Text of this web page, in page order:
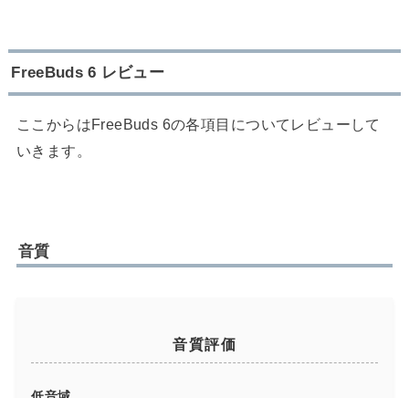
FreeBuds 6 レビュー
ここからはFreeBuds 6の各項目についてレビューして
いきます。
音質
音質評価